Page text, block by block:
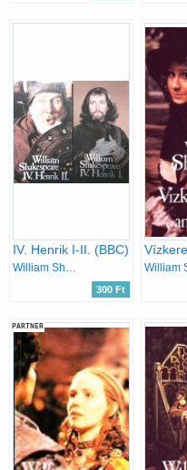
IV. Henrik I-II. (BBC)
William Shakespeare
300 Ft
PARTNER